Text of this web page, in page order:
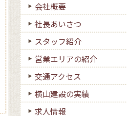
会社概要
社長あいさつ
スタッフ紹介
営業エリアの紹介
交通アクセス
横山建設の実績
求人情報